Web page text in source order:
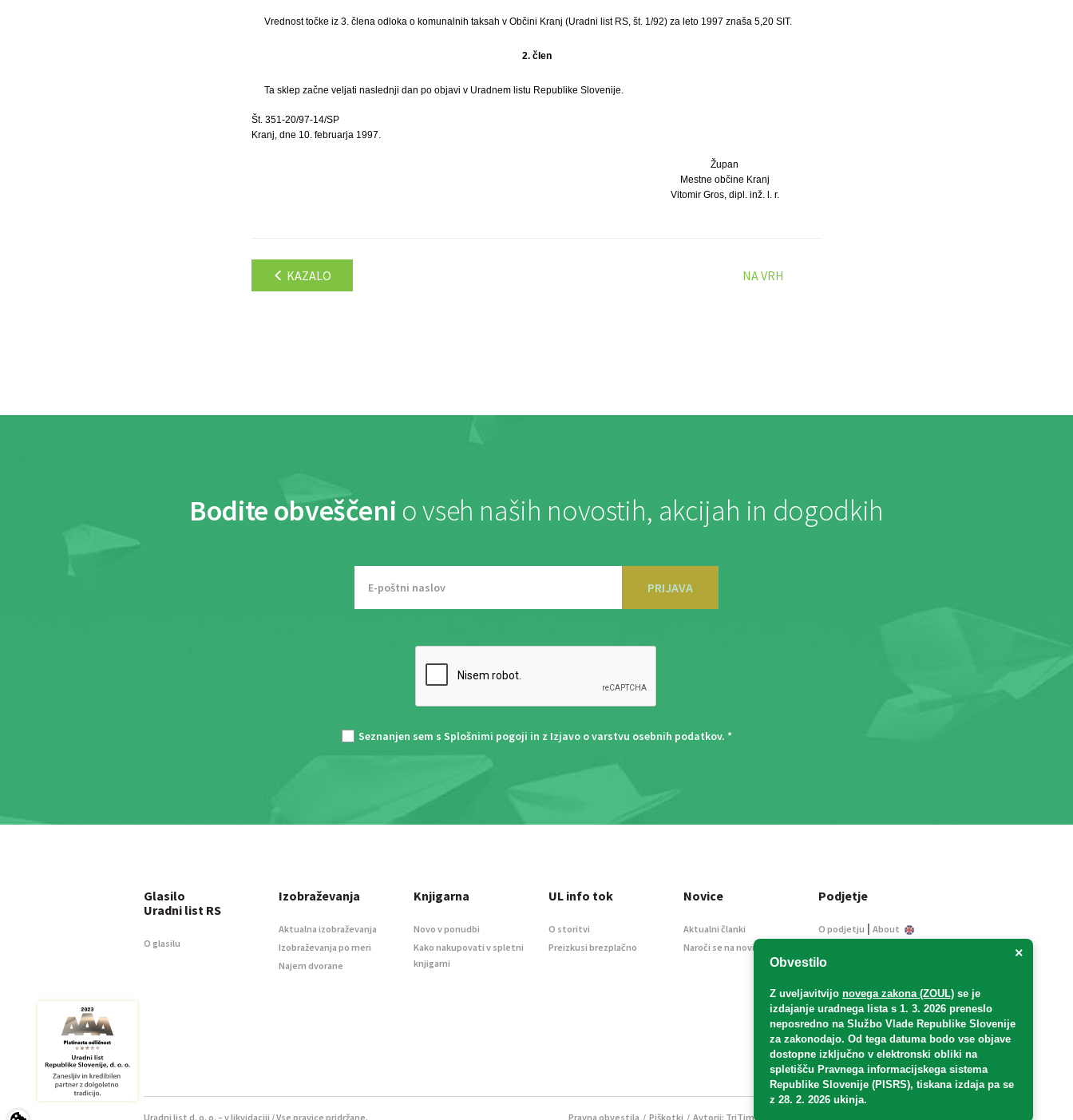
Vrednost točke iz 3. člena odloka o komunalnih taksah v Občini Kranj (Uradni list RS, št. 1/92) za leto 1997 znaša 5,20 SIT.
2. člen
Ta sklep začne veljati naslednji dan po objavi v Uradnem listu Republike Slovenije.
Št. 351-20/97-14/SP
Kranj, dne 10. februarja 1997.
Župan
Mestne občine Kranj
Vitomir Gros, dipl. inž. l. r.
KAZALO NA VRH
Bodite obveščeni o vseh naših novostih, akcijah in dogodkih
PRIJAVA
Seznanjen sem s Splošnimi pogoji in z Izjavo o varstvu osebnih podatkov. *
×
Obvestilo
Z uveljavitvijo novega zakona (ZOUL) se je
izdajanje uradnega lista s 1. 3. 2026 preneslo
neposredno na Službo Vlade Republike Slovenije
za zakonodajo. Od tega datuma bodo vse objave
dostopne izključno v elektronski obliki na
spletišču Pravnega informacijskega sistema
Republike Slovenije (PISRS), tiskana izdaja pa se
z 28. 2. 2026 ukinja.
Glasilo
Uradni list RS
O glasilu
Izobraževanja
Aktualna izobraževanja
Izobraževanja po meri
Najem dvorane
Knjigarna
Novo v ponudbi
Kako nakupovati v spletni
knjigarni
UL info tok
O storitvi
Preizkusi brezplačno
Novice
Aktualni članki
Naroči se na novice
Podjetje
O podjetju | About
Informacije javnega
Oglaševanje
Splošni pogoji
Izjava o varstvu osebnih
podatkov
E-dražbe
Uradni list d. o. o. – v likvidaciji / Vse pravice pridržane. Pravna obvestila / Piškotki / Avtorji: TriTim spletna agencija